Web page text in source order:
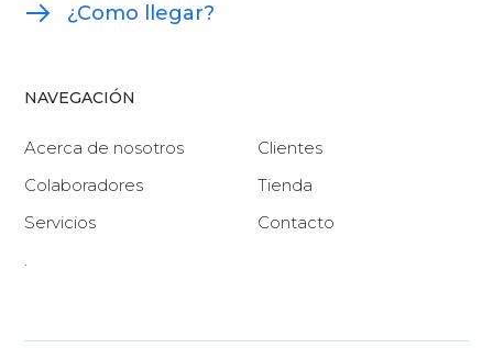
¿Como llegar?
NAVEGACIÓN
Acerca de nosotros
Clientes
Colaboradores
Tienda
Servicios
Contacto
.